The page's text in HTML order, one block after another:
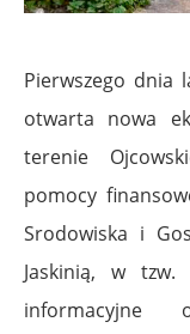
Pierwszego dnia
otwarta nowa
terenie
pomocy
Srodowiska i
Jaskinią, w
informacyjne